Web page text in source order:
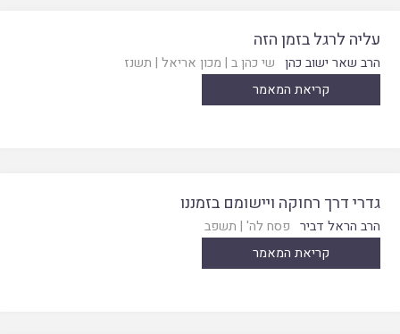
עליה לרגל בזמן הזה
הרב שאר ישוב כהן שי כהן ב | מכון אריאל | תשנז
קריאת המאמר
גדרי דרך רחוקה ויישומם בזמננו
הרב הראל דביר פסח לה' | תשפב
קריאת המאמר